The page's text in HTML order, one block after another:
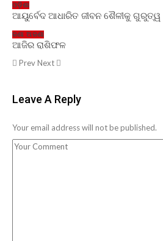
ଓଡ଼ିଶା
ଆୟୁର୍ବେଦ ଆଧାରିତ ଜୀବନ ଶୈଳୀକୁ ଗୁରୁତ୍ୱ
ଜଣା ଅଜଣା
ଆଜିର ରାଶିଫଳ
PrevNext
Leave A Reply
Your email address will not be published.